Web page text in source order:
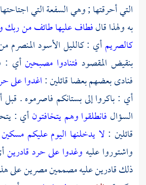
التي أحرقتها ; وهي السفعة التي اجتاحتها
به ولهذا قالفطاف عليها طائف من
كالصريمأي : كالليل الأسود المنصرم
بنقيض المقصود فتنادوا مصبحينأي :
فنادى بعضهم بعضا قائلين :اغدوا على
أي : باكروا إلى بستانكم فاصرموه . قبل
السؤال فانطلقوا وهم يتخافتونأي :
قائلين : لا يدخلنها اليوم عليكم
واشتوروا عليه وغدوا على حرد قادرين
ذلك قادرين عليه مصممين مصرين على